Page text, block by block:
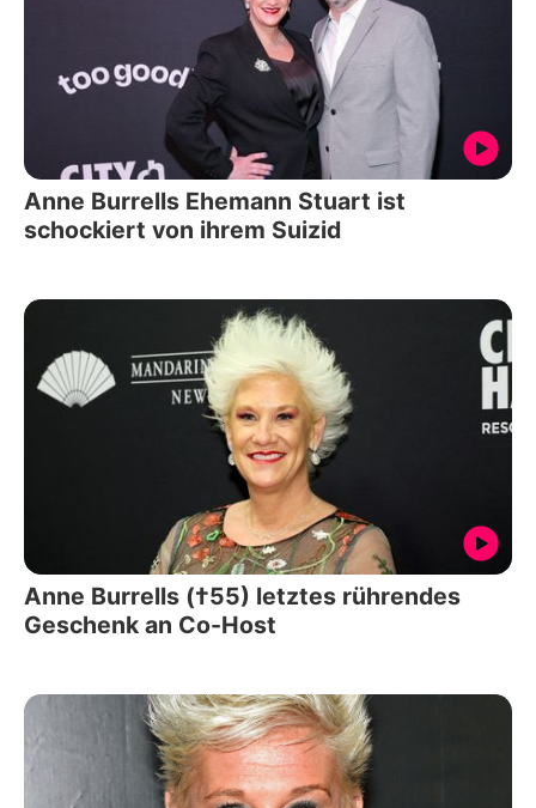
Anne Burrells Ehemann Stuart ist
schockiert von ihrem Suizid
Anne Burrells (†55) letztes rührendes
Geschenk an Co-Host